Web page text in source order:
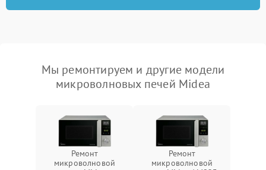
Мы ремонтируем и другие модели
микроволновых печей Midea
Ремонт
микроволновой
Ремонт
микроволновой